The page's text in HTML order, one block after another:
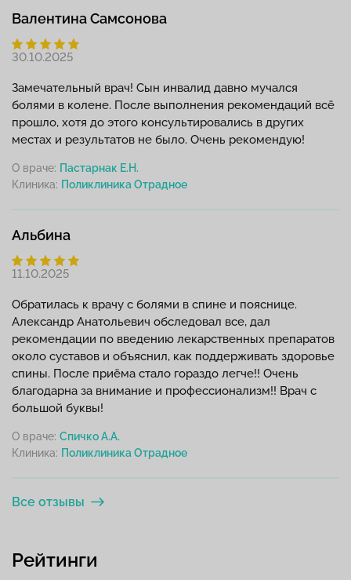
Валентина Самсонова
30.10.2025
Замечательный врач! Сын инвалид давно мучался
болями в колене. После выполнения рекомендаций всё
прошло, хотя до этого консультировались в других
местах и результатов не было. Очень рекомендую!
О враче: Пастарнак Е.Н.
Клиника:
Альбина
11.10.2025
Обратилась к врачу с болями в спине и пояснице.
Александр Анатольевич обследовал все, дал
рекомендации по введению лекарственных препаратов
около суставов и объяснил, как поддерживать здоровье
спины. После приёма стало гораздо легче!! Очень
благодарна за внимание и профессионализм!! Врач с
большой буквы!
О враче: Спичко А.А.
Клиника:
Все отзывы
Рейтинги